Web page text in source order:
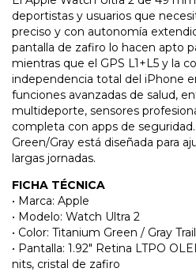
deportistas y usuarios que
preciso y con autonomía
pantalla de zafiro lo hacen apto
mientras que el GPS L1+L5 y la
independencia total del iPhone
funciones avanzadas de salud,
multideporte, sensores
completa con apps de
Green/Gray está diseñada para
largas jornadas.
FICHA TÉCNICA
• Marca: Apple
• Modelo: Watch Ultra 2
• Color: Titanium Green / Gray
• Pantalla: 1.92" Retina LTPO
nits, cristal de zafiro